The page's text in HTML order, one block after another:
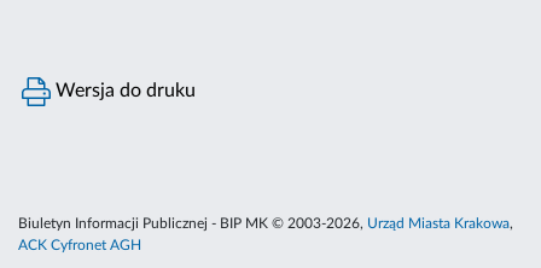
Wersja do druku
Biuletyn Informacji Publicznej - BIP MK © 2003-2026, Urząd Miasta Krakowa,
ACK Cyfronet AGH